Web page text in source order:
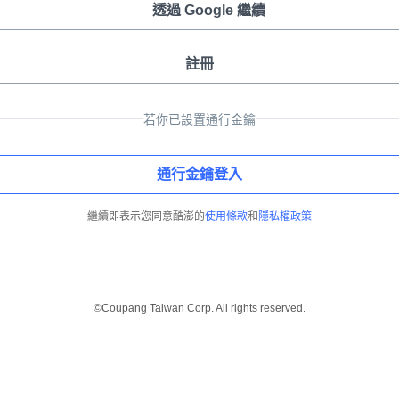
透過 Google 繼續
註冊
若你已設置通行金鑰
通行金鑰登入
繼續即表示您同意酷澎的使用條款和 隱私權政策
©Coupang Taiwan Corp. All rights reserved.